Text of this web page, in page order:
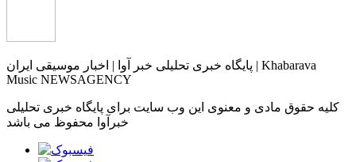
پایگاه خبری تحلیلی خبر آوا | اخبار موسیقی ایران | Khabarava
Music NEWSAGENCY
کلیه حقوق مادی و معنوی این وب سایت برای پایگاه خبری تحلیلی
خبرآوا محفوظ می باشد